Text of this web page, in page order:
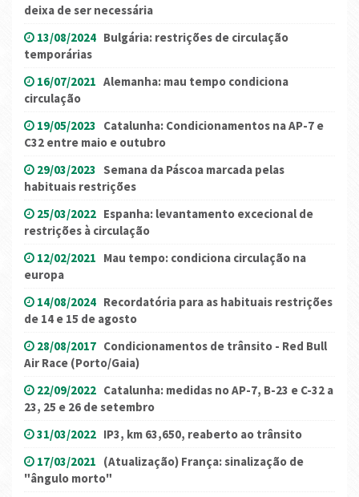
deixa de ser necessária
13/08/2024 Bulgária: restrições de circulação
temporárias
16/07/2021 Alemanha: mau tempo condiciona
circulação
19/05/2023 Catalunha: Condicionamentos na AP-7 e
C32 entre maio e outubro
29/03/2023 Semana da Páscoa marcada pelas
habituais restrições
25/03/2022 Espanha: levantamento excecional de
restrições à circulação
12/02/2021 Mau tempo: condiciona circulação na
europa
14/08/2024 Recordatória para as habituais restrições
de 14 e 15 de agosto
28/08/2017 Condicionamentos de trânsito - Red Bull
Air Race (Porto/Gaia)
22/09/2022 Catalunha: medidas no AP-7, B-23 e C-32 a
23, 25 e 26 de setembro
31/03/2022 IP3, km 63,650, reaberto ao trânsito
17/03/2021 (Atualização) França: sinalização de
"ângulo morto"